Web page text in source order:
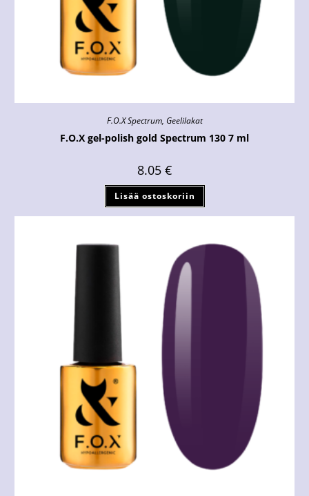
F.O.X Spectrum, Geelilakat
F.O.X gel-polish gold Spectrum 130 7 ml
8.05 €
Lisää ostoskoriin